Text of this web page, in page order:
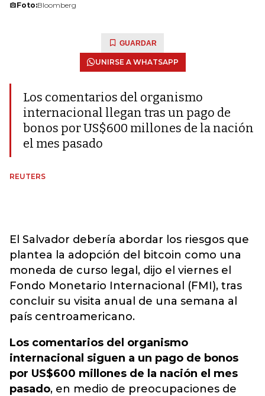
Foto:Bloomberg
GUARDAR
UNIRSE A WHATSAPP
Los comentarios del organismo
internacional llegan tras un pago de
bonos por US$600 millones de la nación
el mes pasado
REUTERS
El Salvador debería abordar los riesgos que
plantea la adopción del bitcoin como una
moneda de curso legal, dijo el viernes el
Fondo Monetario Internacional (FMI), tras
concluir su visita anual de una semana al
país centroamericano.
Los comentarios del organismo
internacional siguen a un pago de bonos
por US$600 millones de la nación el mes
pasado, en medio de preocupaciones de